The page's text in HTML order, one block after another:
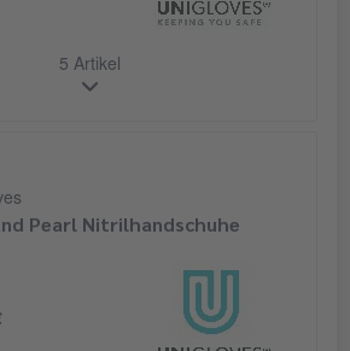
5 Artikel
Pearl Nitrilhandschuhe